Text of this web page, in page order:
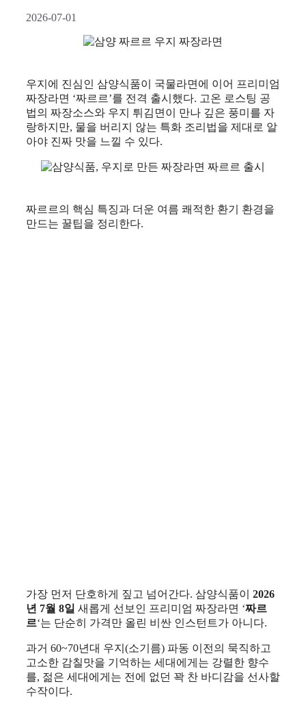
2026-07-01
우지에 진심인 삼양식품이 국물라면에 이어 프리미엄
짜장라면 ‘짜르르’를 전격 출시했다. 고온 로스팅 공
법의 짜장소스와 우지 튀김면이 만나 깊은 풍미를 자
랑하지만, 물을 버리지 않는 특화 조리법을 제대로 알
아야 진짜 맛을 느낄 수 있다.
짜르르의 핵심 특징과 더운 여름 쾌적한 환기 환경을
만드는 꿀팁을 정리한다.
가장 먼저 단호하게 짚고 넘어간다. 삼양식품이
2026
년 7월 8일 새롭게 선보인 프리미엄 짜장라면 ‘짜르
르‘는 단순히 가격만 올린 비싼 인스턴트가 아니다.
과거 60~70년대 우지(소기름) 파동 이전의 묵직하고
고소한 감칠맛을 기억하는 세대에게는 강렬한 향수
를, 젊은 세대에게는 전에 없던 꽉 찬 바디감을 선사할
수작이다.